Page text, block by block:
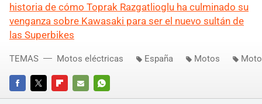
historia de cómo Toprak Razgatlioglu ha culminado su
venganza sobre Kawasaki para ser el nuevo sultán de
las Superbikes
FACEBOOKTWITTERFLIPBOARD
E-
WHATSAPP
TEMAS Motos eléctricas España Motos Moto